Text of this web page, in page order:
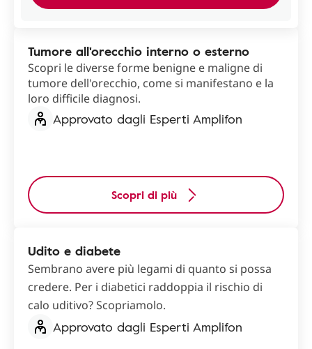
Tumore all'orecchio interno o esterno
Scopri le diverse forme benigne e maligne di
tumore dell'orecchio, come si manifestano e la
loro difficile diagnosi.
Approvato dagli Esperti Amplifon
Scopri di più
Udito e diabete
Sembrano avere più legami di quanto si possa
credere. Per i diabetici raddoppia il rischio di
calo uditivo? Scopriamolo.
Approvato dagli Esperti Amplifon